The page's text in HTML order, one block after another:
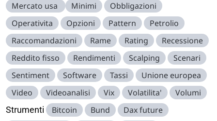
Mercato usa
Minimi
Obbligazioni
Operativita
Opzioni Pattern
Petrolio
Raccomandazioni
Rame Rating
Recessione
Reddito fisso
Rendimenti Scalping
Scenari
Sentiment
Software Tassi
Unione europea
Video
Videoanalisi Vix Volatilita' Volumi
Strumenti Bitcoin Bund
Dax future